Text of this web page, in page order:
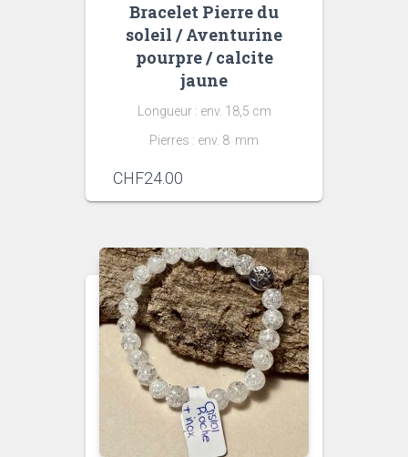
Bracelet Pierre du
soleil / Aventurine
pourpre / calcite
jaune
Longueur : env. 18,5 cm
Pierres : env. 8 mm
CHF24.00